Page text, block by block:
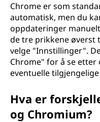
Chrome er som
automatisk, men du
oppdateringer
de tre prikkene øverst
velge "Innstillinger".
Chrome" for å se
eventuelle
Hva er
og Chromium?